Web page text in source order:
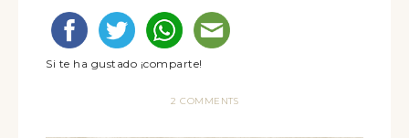
Si te ha gustado ¡comparte!
2 COMMENTS